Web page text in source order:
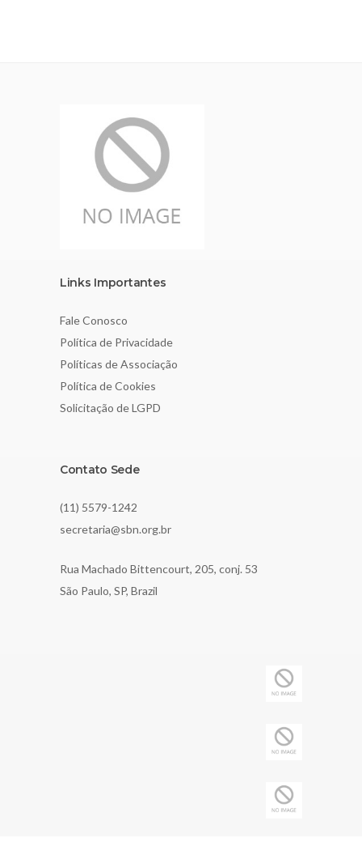
Links Importantes
Fale Conosco
Política de Privacidade
Políticas de Associação
Política de Cookies
Solicitação de LGPD
Contato Sede
(11) 5579-1242
secretaria@sbn.org.br
Rua Machado Bittencourt, 205, conj. 53
São Paulo, SP, Brazil